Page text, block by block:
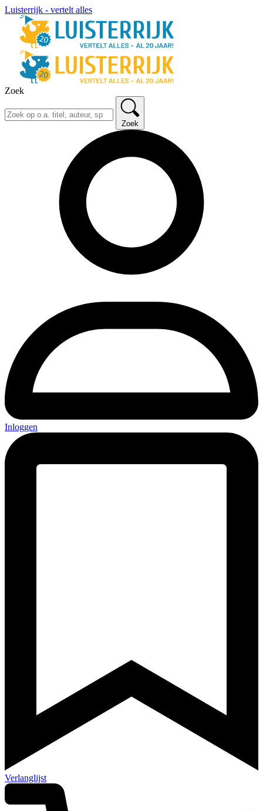
Luisterrijk - vertelt alles
Zoek
Zoek
Inloggen
Verlanglijst